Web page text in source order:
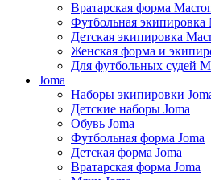
Вратарская форма
Футбольная экипировка
Детская экипировка
Женская форма и
Для футбольных судей
Joma
Наборы экипировки
Детские наборы Joma
Обувь Joma
Футбольная форма Joma
Детская форма Joma
Вратарская форма Joma